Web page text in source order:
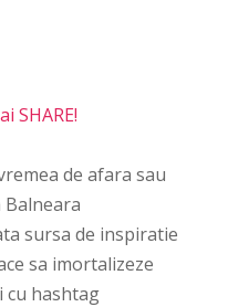
SHARE!
de afara sau
sursa de inspiratie
sa imortalizeze
cu hashtag